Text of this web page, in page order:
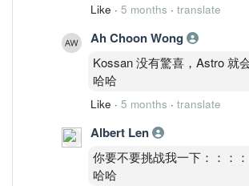
Like · 5 months · translate
Ah Choon Wong
Kossan 没有驚喜，Astro 就
哈哈
Like · 5 months · translate
Albert Len
你要不要挑战我一下：：：
哈哈